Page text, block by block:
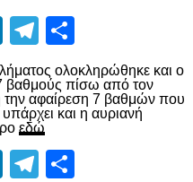
LinkedIn
Telegram
ολοκληρώθηκε και ο
βαθμούς πίσω από τον
αφαίρεση 7 βαθμών που
και η αυριανή
εδώ
LinkedIn
Telegram